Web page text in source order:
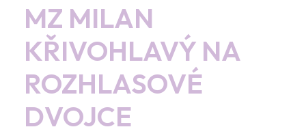
MZ MILAN
KŘIVOHLAVÝ NA
ROZHLASOVÉ
DVOJCE